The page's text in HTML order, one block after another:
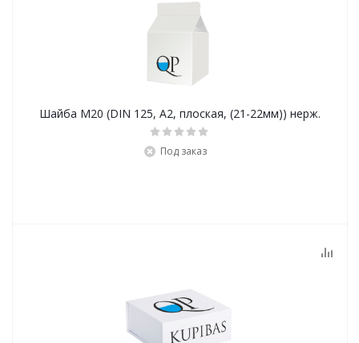
Шайба М20 (DIN 125, А2, плоская, (21-22мм)) нерж.
Под заказ